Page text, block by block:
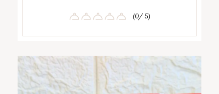
(0/ 5)